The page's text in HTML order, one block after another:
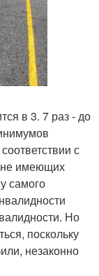
в 3. 7 раз - до
с
не имеющих
самого
Но
поскольку
незаконно